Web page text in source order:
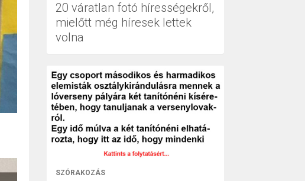
20 váratlan fotó hírességekről,
mielőtt még híresek lettek
volna
SZÓRAKOZÁS